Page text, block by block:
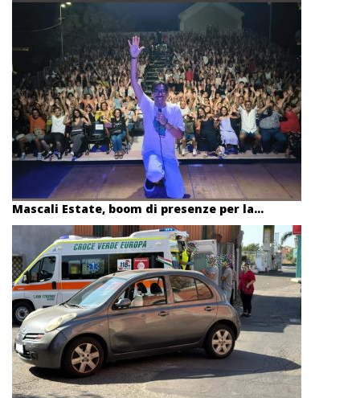
Mascali Estate, boom di presenze per la...